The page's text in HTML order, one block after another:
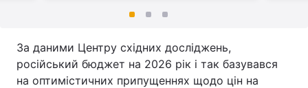
За даними Центру східних досліджень,
російський бюджет на 2026 рік і так базувався
на оптимістичних припущеннях щодо цін на